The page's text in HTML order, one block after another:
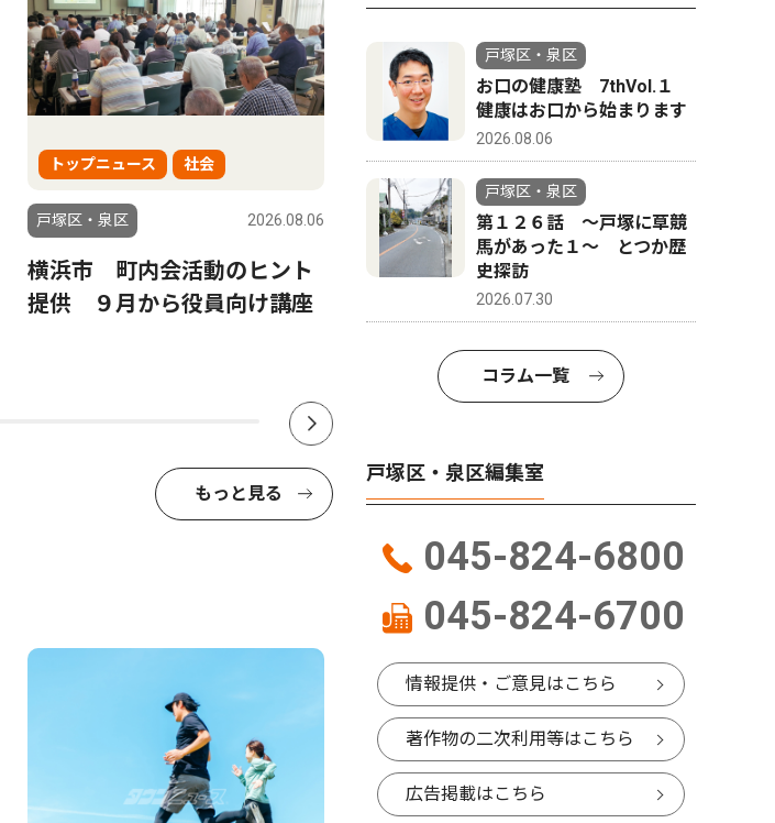
トップニュース 社会
戸塚区・泉区 2026.08.06
横浜市 町内会活動のヒント
提供 ９月から役員向け講座
社会
戸塚区・泉区 2026.08.06
山中市長の言動「パワハラ」
認定 第三者調査委員が結果
もっと見る
戸塚区・泉区
お口の健康塾 7thVol.１
健康はお口から始まります
2026.08.06
戸塚区・泉区
第１２６話 〜戸塚に草競
馬があった１〜 とつか歴
史探訪
2026.07.30
コラム一覧
戸塚区・泉区編集室
045-824-6800
045-824-6700
情報提供・ご意見はこちら
著作物の二次利用等はこちら
広告掲載はこちら